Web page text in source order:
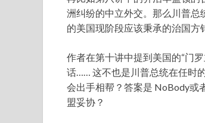
洲纠纷的中立外交。那么川普总
的美国现阶段应该秉承的治国方
作者在第十讲中提到美国的“门
话…… 这不也是川普总统在任时
会出手相帮？答案是 NoBody或
盟妥协？